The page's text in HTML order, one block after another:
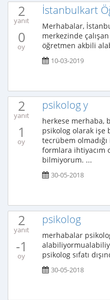
2
yanıt
0
oy
İstanbulkart
Merhabalar,
merkezinde
öğretmen akbili
10-03-2019
2
yanıt
1
oy
psikolog y
herkese merhaba,
psikolog olarak işe
tecrübem
formlara ihtiyacım
bilmiyorum. ...
30-05-2018
2
yanıt
-1
oy
psikolog
merhabalar
psikolog sıfatı
30-05-2018